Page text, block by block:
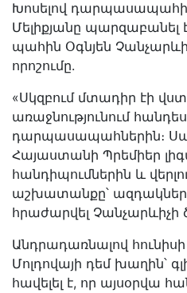
Խոսելով դարպասապահի
Մելիքյանը
պահին Օգնյեն
որոշումը.
«Սկզբում մտադիր էի
առաջնությունում
դարպասապահներին։
Հայաստանի Պրեմիեր
հանդիպումներին և
աշխատանքը՝
հրաժարվել Չանչարևիչի
Անդրադառնալով
Մոլդովայի դեմ խաղին՝
հավելել է, որ այսօրվա